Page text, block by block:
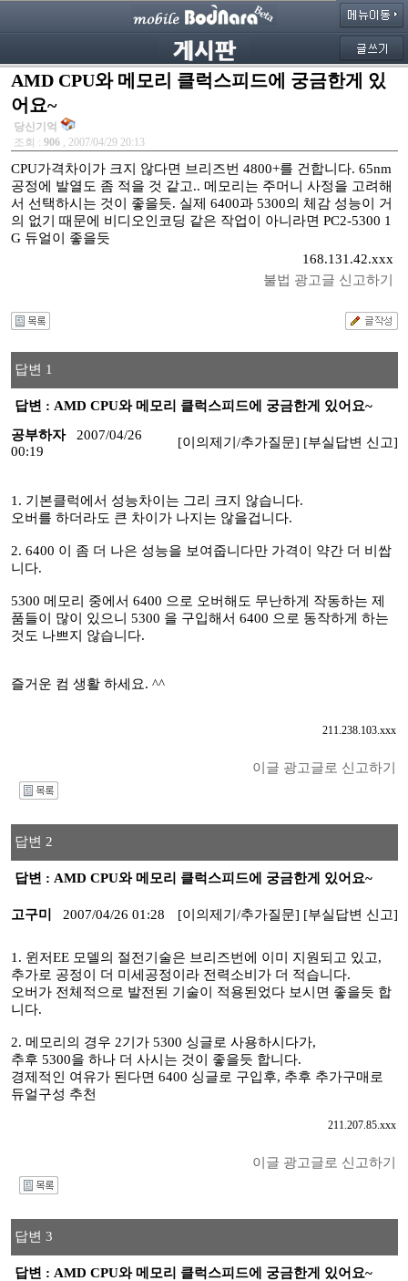
AMD CPU와 메모리 클럭스피드에 궁금한게 있
어요~
당신기억
조회 : 906 , 2007/04/29 20:13
CPU가격차이가 크지 않다면 브리즈번 4800+를 건합니다. 65nm
공정에 발열도 좀 적을 것 같고.. 메모리는 주머니 사정을 고려해
서 선택하시는 것이 좋을듯. 실제 6400과 5300의 체감 성능이 거
의 없기 때문에 비디오인코딩 같은 작업이 아니라면 PC2-5300 1
G 듀얼이 좋을듯
168.131.42.xxx
불법 광고글 신고하기
답변 1
답변 : AMD CPU와 메모리 클럭스피드에 궁금한게 있어요~
공부하자
2007/04/26
00:19
[이의제기/추가질문] [부실답변 신고]
1. 기본클럭에서 성능차이는 그리 크지 않습니다.
오버를 하더라도 큰 차이가 나지는 않을겁니다.
2. 6400 이 좀 더 나은 성능을 보여줍니다만 가격이 약간 더 비쌉
니다.
5300 메모리 중에서 6400 으로 오버해도 무난하게 작동하는 제
품들이 많이 있으니 5300 을 구입해서 6400 으로 동작하게 하는
것도 나쁘지 않습니다.
즐거운 컴 생활 하세요. ^^
211.238.103.xxx
이글 광고글로 신고하기
답변 2
답변 : AMD CPU와 메모리 클럭스피드에 궁금한게 있어요~
고구미 2007/04/26 01:28 [이의제기/추가질문] [부실답변 신고]
1. 윈저EE 모델의 절전기술은 브리즈번에 이미 지원되고 있고,
추가로 공정이 더 미세공정이라 전력소비가 더 적습니다.
오버가 전체적으로 발전된 기술이 적용된었다 보시면 좋을듯 합
니다.
2. 메모리의 경우 2기가 5300 싱글로 사용하시다가,
추후 5300을 하나 더 사시는 것이 좋을듯 합니다.
경제적인 여유가 된다면 6400 싱글로 구입후, 추후 추가구매로
듀얼구성 추천
211.207.85.xxx
이글 광고글로 신고하기
답변 3
답변 : AMD CPU와 메모리 클럭스피드에 궁금한게 있어요~